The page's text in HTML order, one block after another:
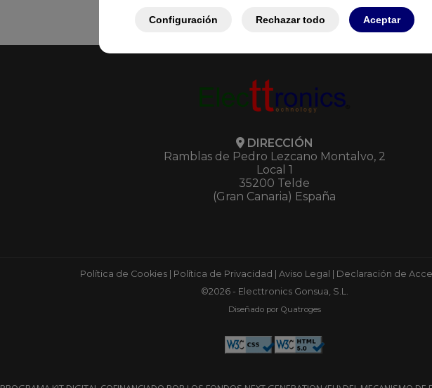
Configuración Rechazar todo Aceptar
DIRECCIÓN
Ramblas de Pedro Lezcano Montalvo, 2
Local 1
35200 Telde
(Gran Canaria) España
Política de Cookies| Política de Privacidad Aviso Legal
Declaración de
©2026 - Electtronics Gonsua, S.L.
Diseñado por Quatroges